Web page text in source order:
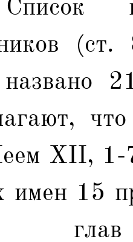
названо
XII, 1-
имен 15
глав